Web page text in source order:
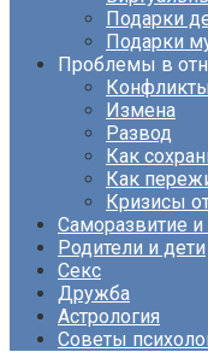
Подарки
Подарки
Проблемы в
Измена
Развод
Как
Как
Кризисы
Саморазвитие и
Родители и дети
Секс
Дружба
Астрология
Советы